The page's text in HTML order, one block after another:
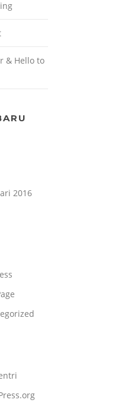
& Hello to
2016